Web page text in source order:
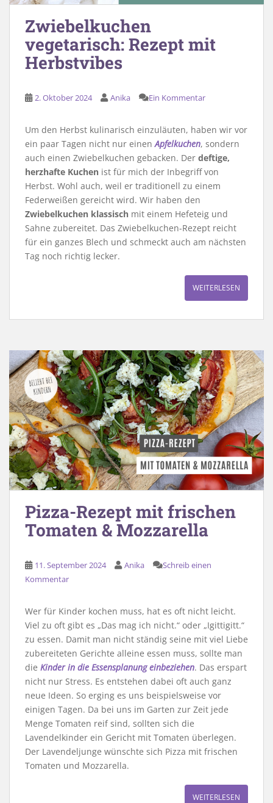
Zwiebelkuchen
vegetarisch: Rezept mit
Herbstvibes
2. Oktober 2024 Anika Ein Kommentar
Um den Herbst kulinarisch einzuläuten, haben wir vor
ein paar Tagen nicht nur einenApfelkuchen, sondern
auch einen Zwiebelkuchen gebacken. Der deftige,
herzhafte Kuchen ist für mich der Inbegriff von
Herbst. Wohl auch, weil er traditionell zu einem
Federweißen gereicht wird. Wir haben den
Zwiebelkuchen klassisch mit einem Hefeteig und
Sahne zubereitet. Das Zwiebelkuchen-Rezept reicht
für ein ganzes Blech und schmeckt auch am nächsten
Tag noch richtig lecker.
WEITERLESEN
Pizza-Rezept mit frischen
Tomaten & Mozzarella
11. September 2024 Anika
Schreib einen
Kommentar
Wer für Kinder kochen muss, hat es oft nicht leicht.
Viel zu oft gibt es „Das mag ich nicht.“ oder „Igittigitt.“
zu essen. Damit man nicht ständig seine mit viel Liebe
zubereiteten Gerichte alleine essen muss, sollte man
die Kinder in die Essensplanung einbeziehen. Das erspart
nicht nur Stress. Es entstehen dabei oft auch ganz
neue Ideen. So erging es uns beispielsweise vor
einigen Tagen. Da bei uns im Garten zur Zeit jede
Menge Tomaten reif sind, sollten sich die
Lavendelkinder ein Gericht mit Tomaten überlegen.
Der Lavendeljunge wünschte sich Pizza mit frischen
Tomaten und Mozzarella.
WEITERLESEN